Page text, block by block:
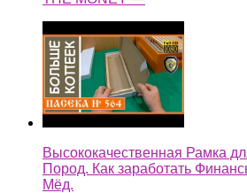
Высококачественная Рамка
Пород. Как заработать
Мёд.